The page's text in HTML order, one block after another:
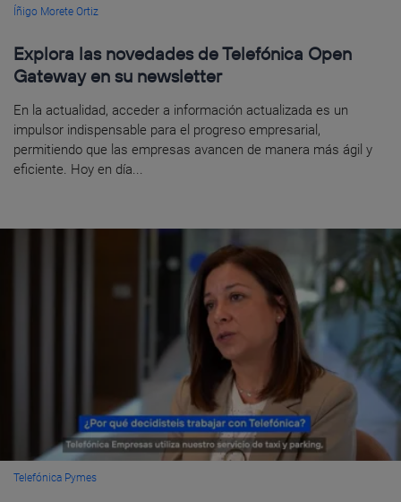
Íñigo Morete Ortiz
Explora las novedades de Telefónica Open
Gateway en su newsletter
En la actualidad, acceder a información actualizada es un
impulsor indispensable para el progreso empresarial,
permitiendo que las empresas avancen de manera más ágil y
eficiente. Hoy en día...
Telefónica Pymes